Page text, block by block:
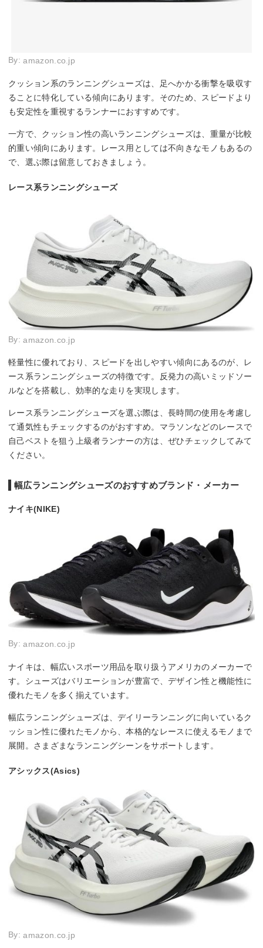
By:amazon.co.jp
クッション系のランニングシューズは、足へかかる衝撃を吸収す
ることに特化している傾向にあります。そのため、スピードより
も安定性を重視するランナーにおすすめです。
一方で、クッション性の高いランニングシューズは、重量が比較
的重い傾向にあります。レース用としては不向きなモノもあるの
で、選ぶ際は留意しておきましょう。
レース系ランニングシューズ
By:amazon.co.jp
軽量性に優れており、スピードを出しやすい傾向にあるのが、レ
ース系ランニングシューズの特徴です。反発力の高いミッドソー
ルなどを搭載し、効率的な走りを実現します。
レース系ランニングシューズを選ぶ際は、長時間の使用を考慮し
て通気性もチェックするのがおすすめ。マラソンなどのレースで
自己ベストを狙う上級者ランナーの方は、ぜひチェックしてみて
ください。
幅広ランニングシューズのおすすめブランド・メーカー
ナイキ(NIKE)
By:amazon.co.jp
ナイキは、幅広いスポーツ用品を取り扱うアメリカのメーカーで
す。シューズはバリエーションが豊富で、デザイン性と機能性に
優れたモノを多く揃えています。
幅広ランニングシューズは、デイリーランニングに向いているク
ッション性に優れたモノから、本格的なレースに使えるモノまで
展開。さまざまなランニングシーンをサポートします。
アシックス(Asics)
By:amazon.co.jp